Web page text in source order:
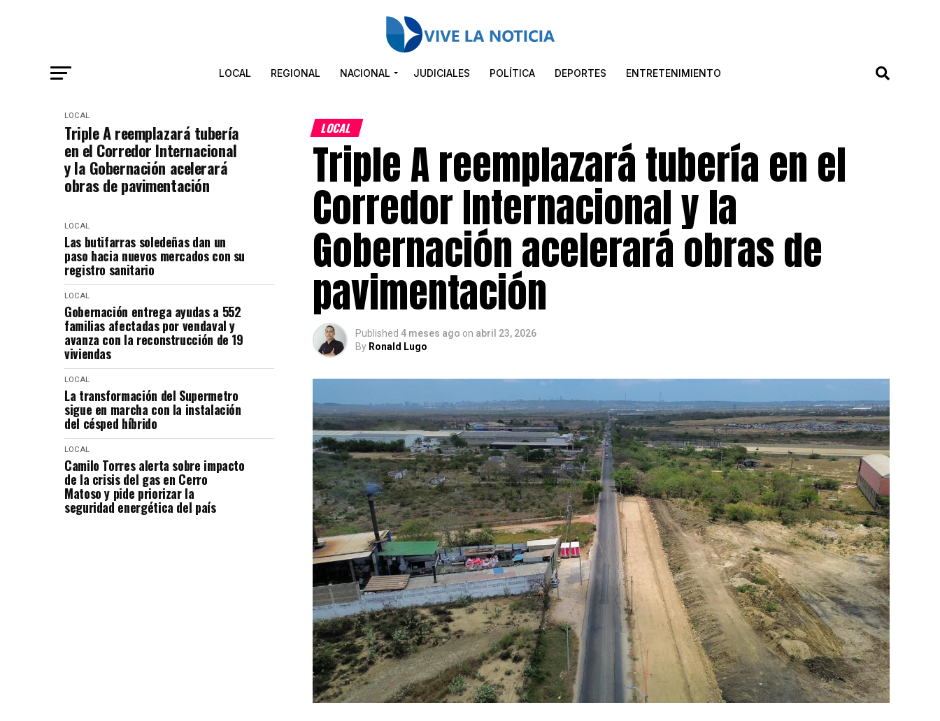
LOCAL REGIONAL NACIONAL JUDICIALES POLÍTICA DEPORTES ENTRETENIMIENTO
LOCAL
Triple A reemplazará tubería
en el Corredor Internacional
y la Gobernación acelerará
obras de pavimentación
LOCAL
Las butifarras soledeñas dan un
paso hacia nuevos mercados con su
registro sanitario
LOCAL
Gobernación entrega ayudas a 552
familias afectadas por vendaval y
avanza con la reconstrucción de 19
viviendas
LOCAL
La transformación del Supermetro
sigue en marcha con la instalación
del césped híbrido
LOCAL
Camilo Torres alerta sobre impacto
de la crisis del gas en Cerro
Matoso y pide priorizar la
seguridad energética del país
LOCAL
Triple A reemplazará tubería en el
Corredor Internacional y la
Gobernación acelerará obras de
pavimentación
Published 4 meses ago on abril 23, 2026
By Ronald Lugo